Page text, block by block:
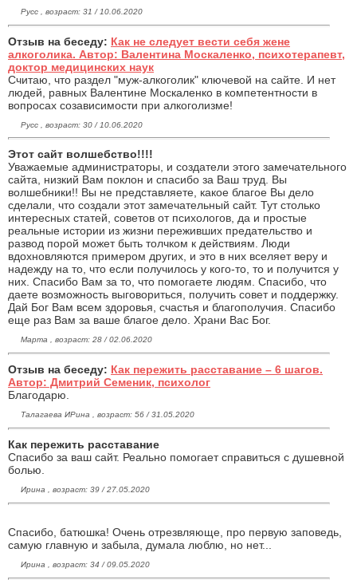
Русс , возраст: 31 / 10.06.2020
Отзыв на беседу: Как не следует вести себя жене
алкоголика. Автор: Валентина Москаленко, психотерапевт,
доктор медицинских наук
Считаю, что раздел "муж-алкоголик" ключевой на сайте. И нет
людей, равных Валентине Москаленко в компетентности в
вопросах созависимости при алкоголизме!
Русс , возраст: 30 / 10.06.2020
Этот сайт волшебство!!!!
Уважаемые администраторы, и создатели этого замечательного
сайта, низкий Вам поклон и спасибо за Ваш труд. Вы
волшебники!! Вы не представляете, какое благое Вы дело
сделали, что создали этот замечательный сайт. Тут столько
интересных статей, советов от психологов, да и простые
реальные истории из жизни переживших предательство и
развод порой может быть толчком к действиям. Люди
вдохновляются примером других, и это в них вселяет веру и
надежду на то, что если получилось у кого-то, то и получится у
них. Спасибо Вам за то, что помогаете людям. Спасибо, что
даете возможность выговориться, получить совет и поддержку.
Дай Бог Вам всем здоровья, счастья и благополучия. Спасибо
еще раз Вам за ваше благое дело. Храни Вас Бог.
Марта , возраст: 28 / 02.06.2020
Отзыв на беседу: Как пережить расставание – 6 шагов.
Автор: Дмитрий Семеник, психолог
Благодарю.
Талагаева ИРина , возраст: 56 / 31.05.2020
Как пережить расставание
Спасибо за ваш сайт. Реально помогает справиться с душевной
болью.
Ирина , возраст: 39 / 27.05.2020
Спасибо, батюшка! Очень отрезвляюще, про первую заповедь,
самую главную и забыла, думала люблю, но нет...
Ирина , возраст: 34 / 09.05.2020